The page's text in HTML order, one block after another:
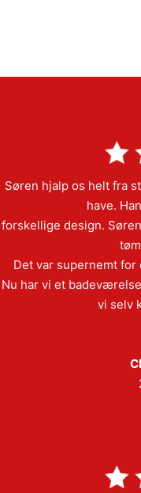
Søren hjalp os helt fra
have.
forskellige design.
Det var supernemt
Nu har vi et
vi selv